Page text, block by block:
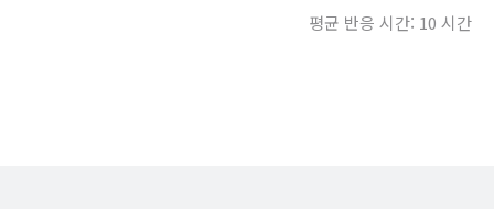
평균 반응 시간: 10 시간